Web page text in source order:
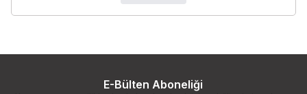
E-Bülten Aboneliği